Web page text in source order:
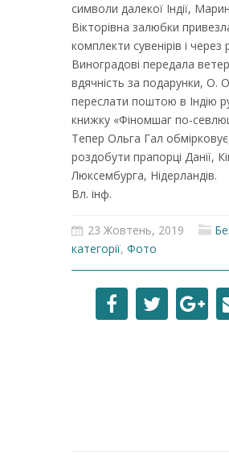
символи далекої Індії,
Вікторівна залюбки
комплекти сувенірів і через
Виноградові передала
вдячність за подарунки, О.
переслати поштою в Індію
книжку «Фіномшаг по-
Тепер Ольга Гал
роздобути прапорці Данії,
Люксембурга, Нідерландів.
Вл. інф.
23 Жовтень, 2019
категорії, Фото